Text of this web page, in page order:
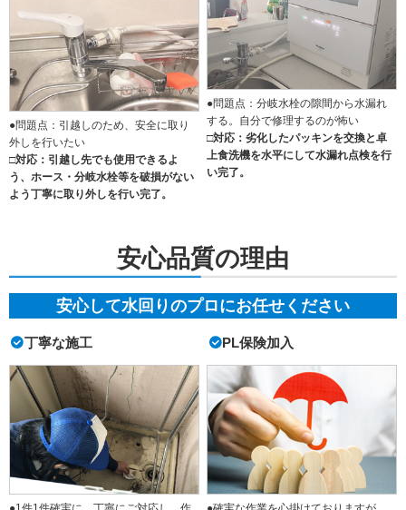
●問題点：引越しのため、安全に取り
外しを行いたい
□対応：引越し先でも使用できるよ
う、ホース・分岐水栓等を破損がない
よう丁寧に取り外しを行い完了。
●問題点：分岐水栓の隙間から水漏れ
する。自分で修理するのが怖い
□対応：劣化したパッキンを交換と卓
上食洗機を水平にして水漏れ点検を行
い完了。
安心品質の理由
安心して水回りのプロにお任せください
丁寧な施工 PL保険加入